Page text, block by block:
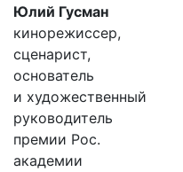
Юлий Гусман
кинорежиссер,
сценарист,
основатель
и художественный
руководитель
премии Рос.
академии